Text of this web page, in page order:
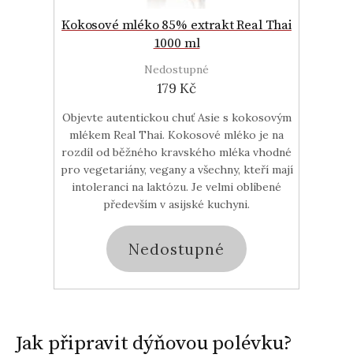
Kokosové mléko 85% extrakt Real Thai
1000 ml
Nedostupné
179 Kč
Objevte autentickou chuť Asie s kokosovým
mlékem Real Thai. Kokosové mléko je na
rozdíl od běžného kravského mléka vhodné
pro vegetariány, vegany a všechny, kteří mají
intoleranci na laktózu. Je velmi oblíbené
především v asijské kuchyni.
Nedostupné
Jak připravit dýňovou polévku?